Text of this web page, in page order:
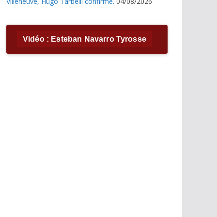
Vidéo : Esteban Navarro Tyrosse